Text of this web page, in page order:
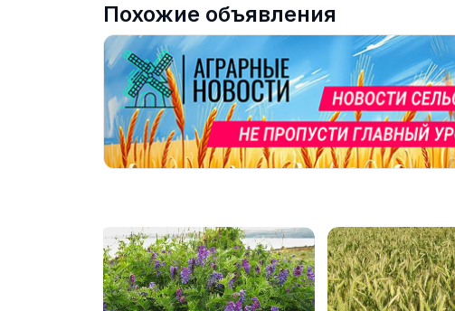
Похожие объявления